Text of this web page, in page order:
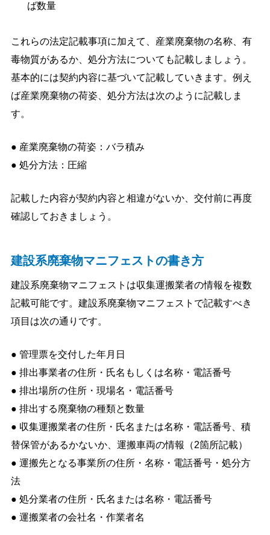
ば数量
これらの法定記載事項に加えて、産業廃棄物の名称、有
毒物質があるか、処分方法についても記載しましょう。
基本的には契約内容に基づいて記載していきます。例え
ば産業廃棄物の荷姿、処分方法は次のように記載しま
す。
● 産業廃棄物の荷姿：バラ積み
● 処分方法：圧縮
記載した内容が契約内容と相違がないか、交付前に再度
確認しておきましょう。
建設系廃棄物マニフェストの書き方
建設系廃棄物マニフェストは収集運搬業者の情報を複数
記載可能です。建設系廃棄物マニフェストで記載すべき
項目は次の通りです。
● 管理票を交付した年月日
● 排出事業者の住所・氏名もしくは名称・電話番号
● 排出場所の住所・現場名・電話番号
● 排出する廃棄物の種類と数量
● 収集運搬業者の住所・氏名または名称・電話番号、積
替保管があるかないか、運搬車両の情報（2箇所記載）
● 運搬先となる事業所の住所・名称・電話番号・処分方
法
● 処分業者の住所・氏名または名称・電話番号
● 運搬業者の会社名・作業者名